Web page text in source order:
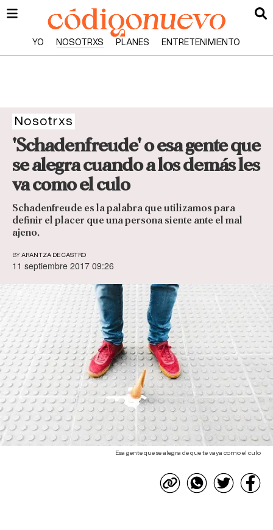
YO NOSOTRXS PLANES ENTRETENIMIENTO
Nosotrxs
'Schadenfreude' o esa gente que
se alegra cuando a los demás les
va como el culo
Schadenfreude es la palabra que utilizamos para
definir el placer que una persona siente ante el mal
ajeno.
BY ARANTZA DE CASTRO
11 septiembre 2017 09:26
Esa gente que se alegra de que te vaya como el culo